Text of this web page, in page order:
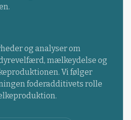
og analyser om
mælkeydelse og
Vi følger
foderadditivets rolle